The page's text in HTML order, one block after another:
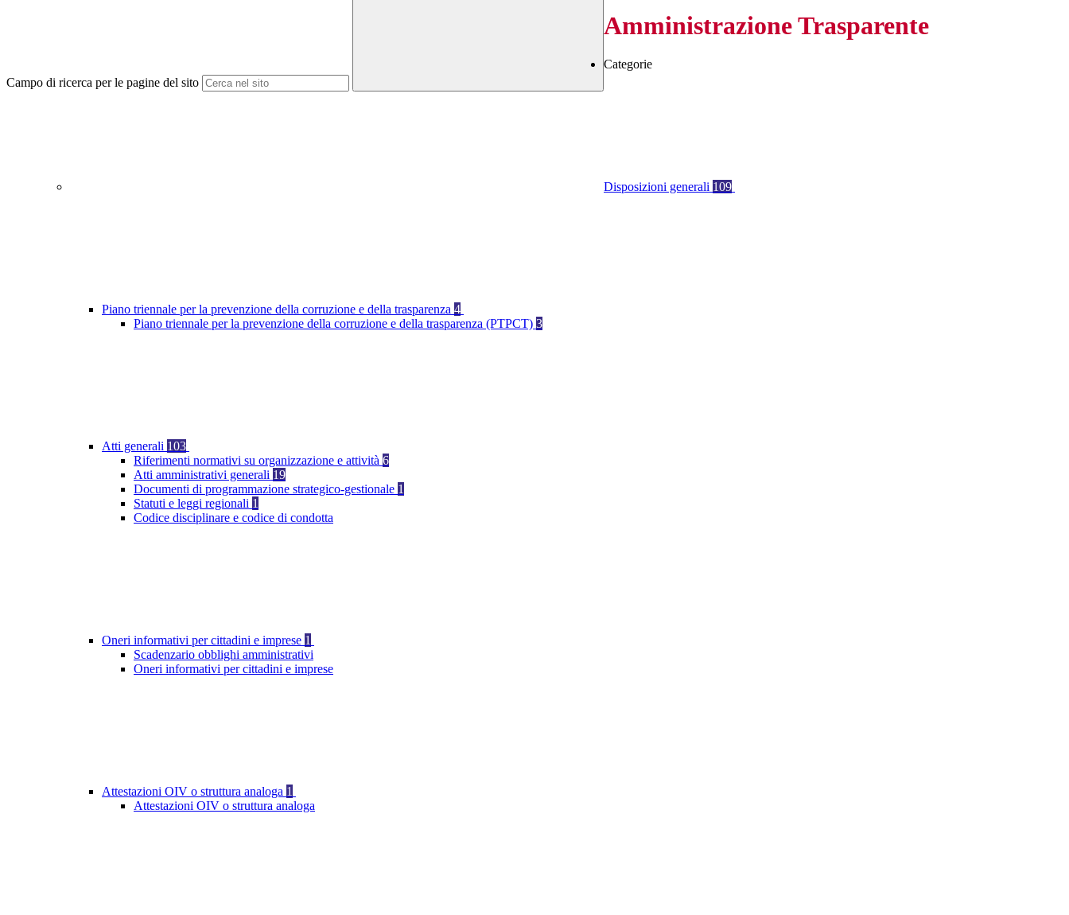
Campo di ricerca per le pagine del sito
Amministrazione Trasparente
Categorie
Disposizioni generali 109
Piano triennale per la prevenzione della corruzione e della trasparenza 4
Piano triennale per la prevenzione della corruzione e della trasparenza (PTPCT) 3
Atti generali 103
Riferimenti normativi su organizzazione e attività 6
Atti amministrativi generali 19
Documenti di programmazione strategico-gestionale 1
Statuti e leggi regionali 1
Codice disciplinare e codice di condotta
Oneri informativi per cittadini e imprese 1
Scadenzario obblighi amministrativi
Oneri informativi per cittadini e imprese
Attestazioni OIV o struttura analoga 1
Attestazioni OIV o struttura analoga